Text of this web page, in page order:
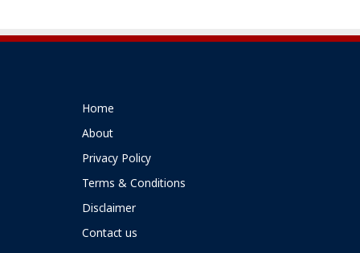
Home
About
Privacy Policy
Terms & Conditions
Disclaimer
Contact us